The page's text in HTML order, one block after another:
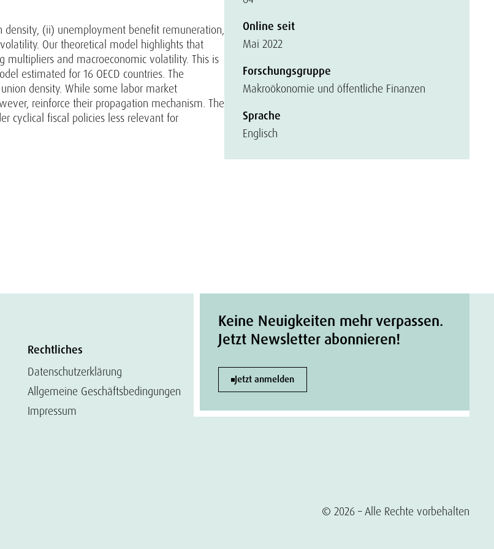
(ii) unemployment benefit remuneration,
Our theoretical model highlights that
and macroeconomic volatility. This is
estimated for 16 OECD countries. The
density. While some labor market
reinforce their propagation mechanism. The
cyclical fiscal policies less relevant for
Online seit
Mai 2022
Forschungsgruppe
Makroökonomie und öffentliche Finanzen
Sprache
Englisch
Rechtliches
Datenschutzerklärung
Allgemeine Geschäftsbedingungen
Impressum
Keine Neuigkeiten mehr verpassen.
Jetzt Newsletter abonnieren!
Jetzt anmelden
© 2026 – Alle Rechte vorbehalten